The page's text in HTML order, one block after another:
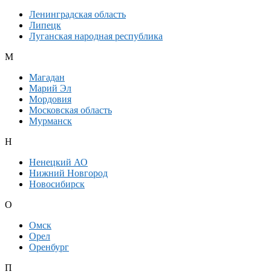
Ленинградская область
Липецк
Луганская народная республика
М
Магадан
Марий Эл
Мордовия
Московская область
Мурманск
Н
Ненецкий АО
Нижний Новгород
Новосибирск
О
Омск
Орел
Оренбург
П